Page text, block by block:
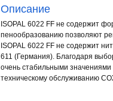
Описание
ISOPAL 6022 FF не содержит
пенообразованию позволяют
ISOPAL 6022 FF не содержит
611 (Германия). Благодаря
очень стабильными
техническому обслуживанию